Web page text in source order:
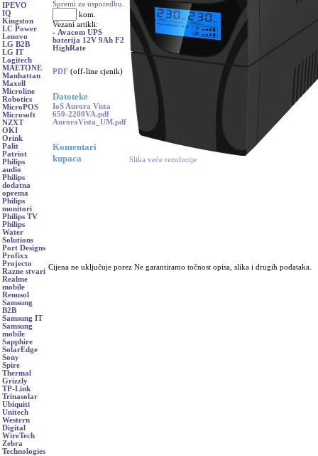
IPEVO
IQ
Kingston
LC Power
Lenovo
LG B2B
LG IT
Logitech
MAETONE
Manhattan
Maxell
Microline
Robotics
MicroPOS
Microsoft
NZXT
OKI
Orink
Palit
Patriot
Philips
audio
Philips
dodatna
oprema
Philips
monitori
Philips TV
Philips
Water
Solutions
Port Designs
Profixx
Projecto
Razne stvari
Realme
mobile
Renusol
Samsung
B2B
Samsung IT
Samsung
mobile
Sapphire
SolarEdge
Sony
Spire
Thermal
Grizzly
TP-Link
Trinasolar
Ubiquiti
Unitech
Western
Digital
WireTech
Zebra
Technologies
Spremi za usporedbu.
kom.
Vezani artikli:
- Avacom UPS
baterija 12V 9Ah F2
HighRate
PDF (off-line cjenik)
Datoteke
IoS Aurora Vista
650-2200VA.pdf
AuroraVista_UM.pdf
Komentari
kupaca
Slika veće rezolucije
Cijena ne uključuje porez Ne garantiramo točnost opisa, slika i drugih podataka.